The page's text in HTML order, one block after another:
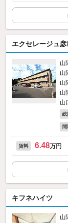
エクセレージュ彦
山
山
山
山
山
総
間
賃料 6.48万円
キフネハイツ
山